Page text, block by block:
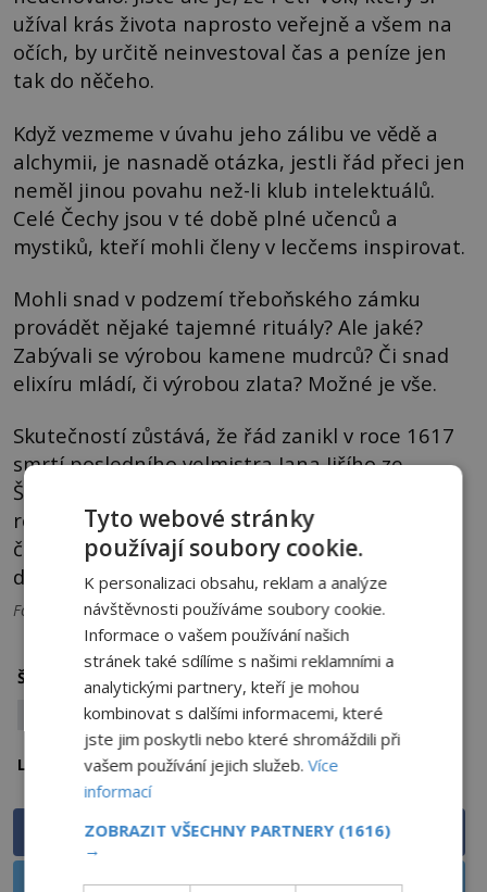
užíval krás života naprosto veřejně a všem na
očích, by určitě neinvestoval čas a peníze jen
tak do něčeho.
Když vezmeme v úvahu jeho zálibu ve vědě a
alchymii, je nasnadě otázka, jestli řád přeci jen
neměl jinou povahu než-li klub intelektuálů.
Celé Čechy jsou v té době plné učenců a
mystiků, kteří mohli členy v lecčems inspirovat.
Mohli snad v podzemí třeboňského zámku
provádět nějaké tajemné rituály? Ale jaké?
Zabývali se výrobou kamene mudrců? Či snad
elixíru mládí, či výrobou zlata? Možné je vše.
Skutečností zůstává, že řád zanikl v roce 1617
smrtí posledního velmistra Jana Jiřího ze
Švamberku (1548/1555–1617), dědice
rožmberského dominia. Co když jsou jeho
členové stále aktivní a působí v utajení? Žádné
důkazy pro to však prozatím nemáme.
Foto: Pixabay a CC
Štítky: rožmberk
Tajná společnost
temné síly
Lokalita: Jihočeský kraj
Sdílet na Facebooku
Sdílet na X
Tyto webové stránky
používají soubory cookie.
K personalizaci obsahu, reklam a analýze
návštěvnosti používáme soubory cookie.
Informace o vašem používání našich
stránek také sdílíme s našimi reklamními a
analytickými partnery, kteří je mohou
kombinovat s dalšími informacemi, které
jste jim poskytli nebo které shromáždili při
vašem používání jejich služeb.Více
informací
ZOBRAZIT VŠECHNY PARTNERY (1616)
→